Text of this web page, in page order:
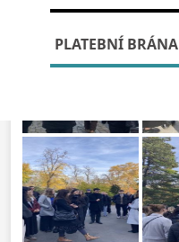
PLATEBNÍ BRÁNA